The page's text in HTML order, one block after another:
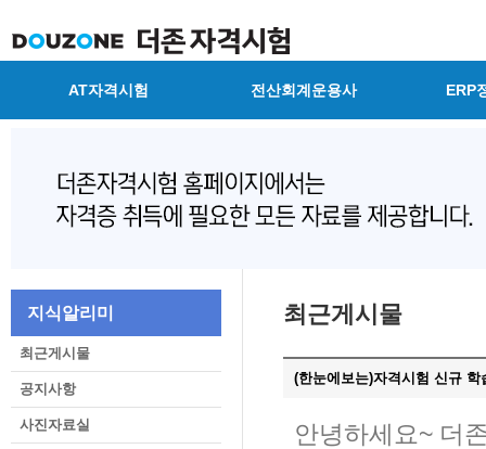
AT자격시험 전산회계운용사 ERP
지식알리미
최근게시물
공지사항
사진자료실
최근게시물
(한눈에보는)자격시험 신규
안녕하세요~ 더